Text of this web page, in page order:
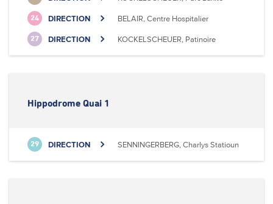
24 DIRECTION BELAIR, Centre Hospitalier
27 DIRECTION KOCKELSCHEUER, Patinoire
Hippodrome Quai 1
29 DIRECTION SENNINGERBERG, Charlys Statioun